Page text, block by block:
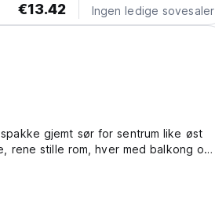
€13.42 Ingen ledige sovesaler
gjemt sør for sentrum like øst
rene stille rom, hver med balkong og